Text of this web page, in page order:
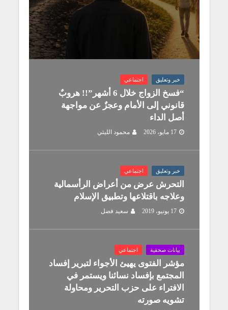
خبر وتعليق اجتماعي
“فسخ الزواج خلال 6 أشهر”!! هروبٌ
قانوني إلى الأمام وعجزٌ عن مواجهة
أصل الداء
17 مايو، 2026 محمود الليثي
خبر وتعليق اجتماعي
التحرش عرض من أعراض الرأسمالية
وعلاجه باقتلاعها وتطبيق الإسلام
17 يونيو، 2019 سعيد فضل
بيانات صحفية اجتماعي
مؤشر الفتوى يهيئ الأجواء لتبرير إفساد
المجتمع بإفساد نسائنا ويستمر في
الافتراء على حزب التحرير ومحاولة
تشويه صورته